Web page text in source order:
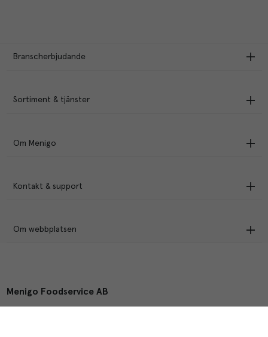
Branscherbjudande
Sortiment & tjänster
Om Menigo
Kontakt & support
Om webbplatsen
Menigo Foodservice AB